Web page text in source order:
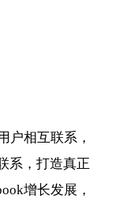
户相互联系，
系，打造真正
增长发展，